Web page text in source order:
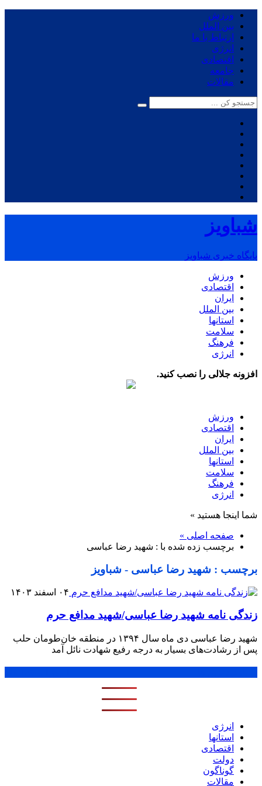
ورزش
بین الملل
ارتباط با ما
انرژی
اقتصادی
جامعه
مقالات
شباویز
پایگاه خبری شباویز
ورزش
اقتصادی
ایران
بین الملل
استانها
سلامت
فرهنگ
انرژی
افزونه جلالی را نصب کنید.
ورزش
اقتصادی
ایران
بین الملل
استانها
سلامت
فرهنگ
انرژی
شما اینجا هستید »
صفحه اصلی »
برچسب زده شده با : شهید رضا عباسی
برچسب : شهید رضا عباسی - شباویز
۰۴ اسفند ۱۴۰۳
زندگی نامه شهید رضا عباسی/شهید مدافع حرم
شهید رضا عباسی دی ماه سال ۱۳۹۴ در منطقه خان‌طومان حلب
پس از رشادت‌های بسیار به‌ درجه رفیع شهادت نائل آمد
انرژی
استانها
اقتصادی
دولت
گوناگون
مقالات